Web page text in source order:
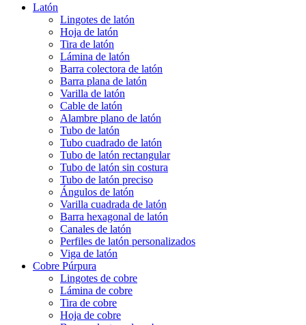
Latón
Lingotes de latón
Hoja de latón
Tira de latón
Lámina de latón
Barra colectora de latón
Barra plana de latón
Varilla de latón
Cable de latón
Alambre plano de latón
Tubo de latón
Tubo cuadrado de latón
Tubo de latón rectangular
Tubo de latón sin costura
Tubo de latón preciso
Ángulos de latón
Varilla cuadrada de latón
Barra hexagonal de latón
Canales de latón
Perfiles de latón personalizados
Viga de latón
Cobre Púrpura
Lingotes de cobre
Lámina de cobre
Tira de cobre
Hoja de cobre